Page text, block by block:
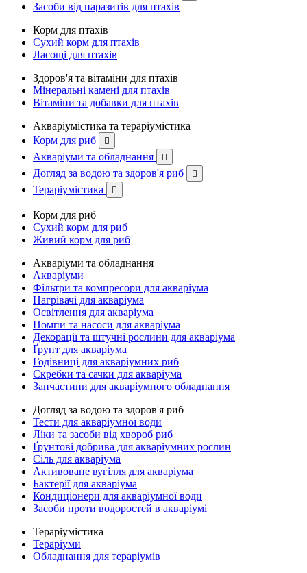
Засоби від паразитів для птахів
Корм для птахів
Сухий корм для птахів
Ласощі для птахів
Здоров'я та вітаміни для птахів
Мінеральні камені для птахів
Вітаміни та добавки для птахів
Акваріумістика та тераріумістика
Корм для риб

Акваріуми та обладнання 
Догляд за водою та здоров'я риб 
Тераріумістика 
Корм для риб
Сухий корм для риб
Живий корм для риб
Акваріуми та обладнання
Акваріуми
Фільтри та компресори для акваріума
Нагрівачі для акваріума
Освітлення для акваріума
Помпи та насоси для акваріума
Декорації та штучні рослини для акваріума
Ґрунт для акваріума
Годівниці для акваріумних риб
Скребки та сачки для акваріума
Запчастини для акваріумного обладнання
Догляд за водою та здоров'я риб
Тести для акваріумної води
Ліки та засоби від хвороб риб
Ґрунтові добрива для акваріумних рослин
Сіль для акваріума
Активоване вугілля для акваріума
Бактерії для акваріума
Кондиціонери для акваріумної води
Засоби проти водоростей в акваріумі
Тераріумістика
Тераріуми
Обладнання для тераріумів